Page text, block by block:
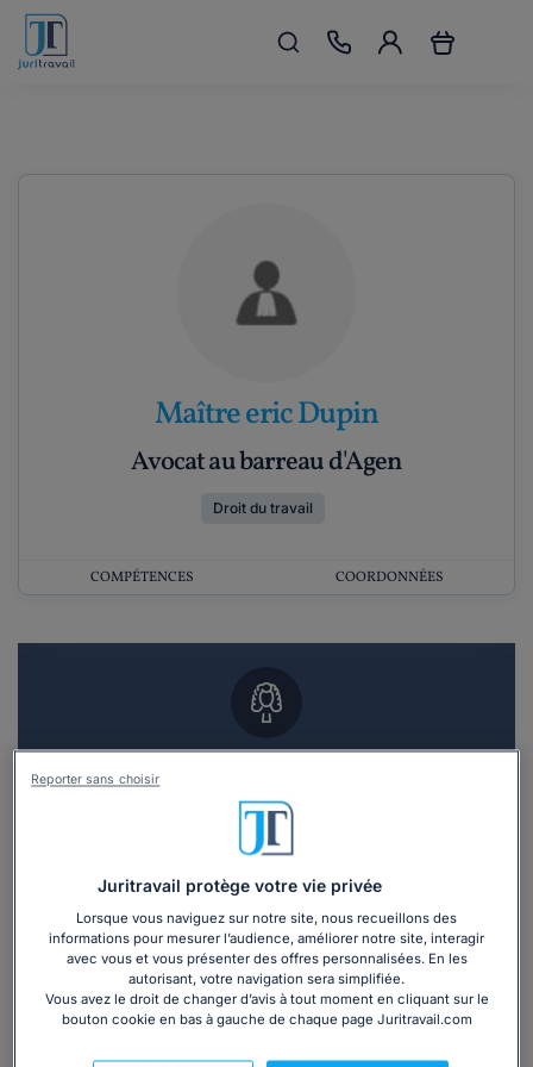
Maître eric Dupin
Avocat au barreau d'Agen
Droit du travail
COMPÉTENCES COORDONNÉES
Vous souhaitez un RDV en cabinet avec un
avocat ?
Recevoir des devis d'avocats
3 devis en 48h
Juritravail protège votre vie privée
Lorsque vous naviguez sur notre site, nous recueillons des
informations pour mesurer l’audience, améliorer notre site, interagir
avec vous et vous présenter des offres personnalisées. En les
autorisant, votre navigation sera simplifiée.
Vous avez le droit de changer d’avis à tout moment en cliquant sur le
bouton cookie en bas à gauche de chaque page Juritravail.com
Reporter sans choisir